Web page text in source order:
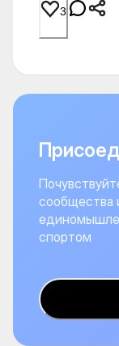
3
сообщества
спортом